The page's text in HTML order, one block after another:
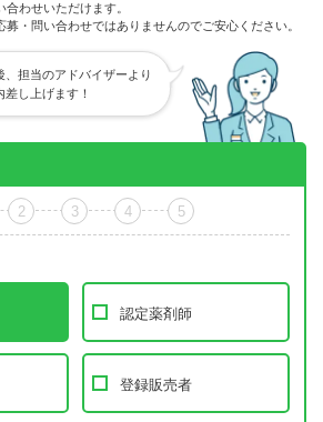
わせいただけます。
・問い合わせではありませんのでご安心ください。
、担当のアドバイザーより
し上げます！
2 3 4 5
認定薬剤師
登録販売者